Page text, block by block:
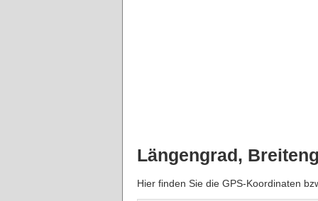
Längengrad,
Hier finden Sie die GPS-Koordinaten